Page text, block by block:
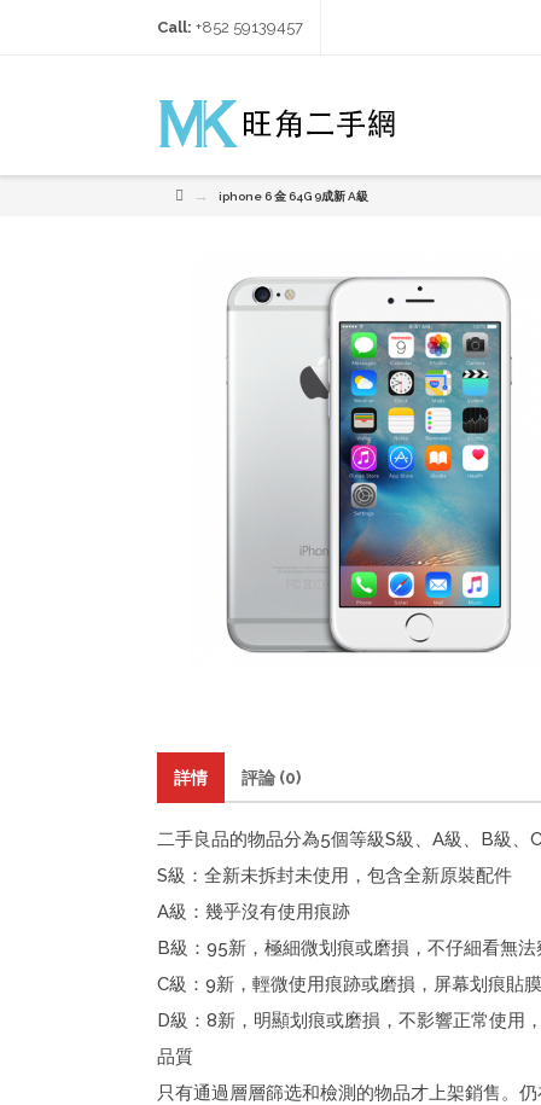
Call: +852 59139457‬
→ iphone 6 金 64G 9成新 A級
詳情 評論 (0)
二手良品的物品分為5個等級S級、A級、B級、
S級：全新未拆封未使用，包含全新原裝配件
A級：幾乎沒有使用痕跡
B級：95新，極細微划痕或磨損，不仔細看無法
C級：9新，輕微使用痕跡或磨損，屏幕划痕貼
D級：8新，明顯划痕或磨損，不影響正常使用
品質
只有通過層層篩选和檢測的物品才上架銷售。